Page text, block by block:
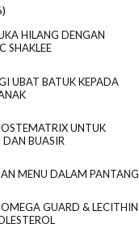
HILANG DENGAN
SHAKLEE
UBAT BATUK KEPADA
UNTUK
DAN BUASIR
MENU DALAM PANTANG
GUARD & LECITHIN